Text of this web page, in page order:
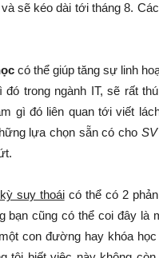
sẽ kéo dài tới tháng 8.
có thể giúp tăng sự linh
trong ngành IT, sẽ rất
gì đó liên quan tới viết
lựa chọn sẵn có cho
suy thoáicó thể có 2
bạn cũng có thể coi đây là
con đường hay khóa